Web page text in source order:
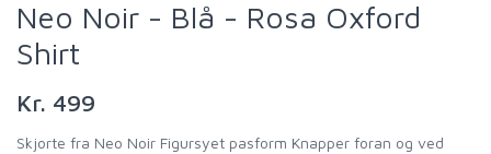
Neo Noir - Blå - Rosa Oxford
Shirt
Kr. 499
Skjorte fra Neo Noir Figursyet pasform Knapper foran og ved